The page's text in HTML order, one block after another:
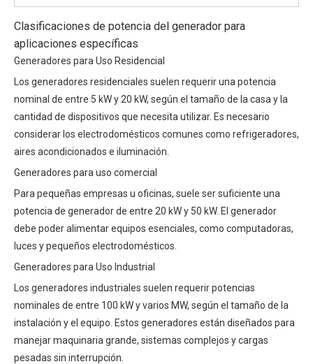
Clasificaciones de potencia del generador para
aplicaciones específicas
Generadores para Uso Residencial
Los generadores residenciales suelen requerir una potencia
nominal de entre 5 kW y 20 kW, según el tamaño de la casa y la
cantidad de dispositivos que necesita utilizar. Es necesario
considerar los electrodomésticos comunes como refrigeradores,
aires acondicionados e iluminación.
Generadores para uso comercial
Para pequeñas empresas u oficinas, suele ser suficiente una
potencia de generador de entre 20 kW y 50 kW. El generador
debe poder alimentar equipos esenciales, como computadoras,
luces y pequeños electrodomésticos.
Generadores para Uso Industrial
Los generadores industriales suelen requerir potencias
nominales de entre 100 kW y varios MW, según el tamaño de la
instalación y el equipo. Estos generadores están diseñados para
manejar maquinaria grande, sistemas complejos y cargas
pesadas sin interrupción.